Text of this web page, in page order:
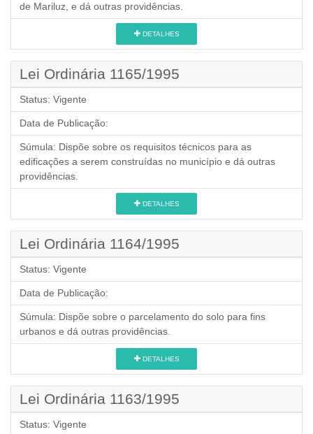
de Mariluz, e dá outras providências.
DETALHES
Lei Ordinária 1165/1995
Status: Vigente
Data de Publicação:
Súmula: Dispõe sobre os requisitos técnicos para as
edificações a serem construídas no município e dá outras
providências.
DETALHES
Lei Ordinária 1164/1995
Status: Vigente
Data de Publicação:
Súmula: Dispõe sobre o parcelamento do solo para fins
urbanos e dá outras providências.
DETALHES
Lei Ordinária 1163/1995
Status: Vigente